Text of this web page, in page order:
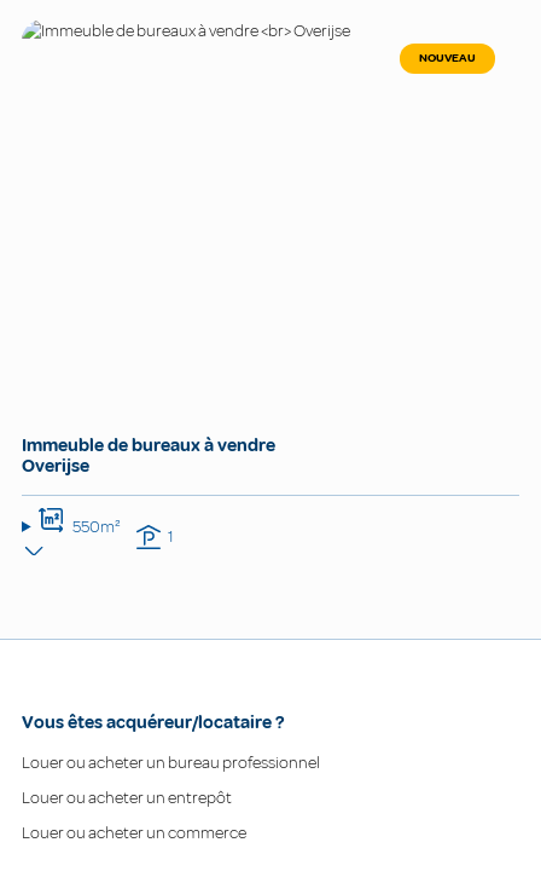
NOUVEAU
Immeuble de bureaux à vendre
Overijse
550m² 1
Vous êtes acquéreur/locataire ?
Louer ou acheter un bureau professionnel
Louer ou acheter un entrepôt
Louer ou acheter un commerce